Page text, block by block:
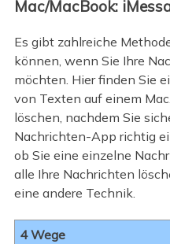
Mac/MacBook:
Es gibt zahlreiche
können, wenn Sie Ihre
möchten. Hier finden Sie
von Texten auf einem
löschen, nachdem Sie
Nachrichten-App richtig
ob Sie eine einzelne
alle Ihre Nachrichten
eine andere Technik.
4 Wege